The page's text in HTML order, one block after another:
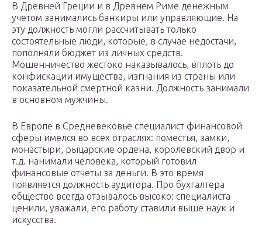
В Древней Греции и в Древнем Риме денежным
учетом занимались банкиры или управляющие. На
эту должность могли рассчитывать только
состоятельные люди, которые, в случае недостачи,
пополняли бюджет из личных средств.
Мошенничество жестоко наказывалось, вплоть до
конфискации имущества, изгнания из страны или
показательной смертной казни. Должность занимали
в основном мужчины.
В Европе в Средневековье специалист финансовой
сферы имелся во всех отраслях: поместья, замки,
монастыри, рыцарские ордена, королевский двор и
т.д. нанимали человека, который готовил
финансовые отчеты за деньги. В это время
появляется должность аудитора. Про бухгалтера
общество всегда отзывалось высоко: специалиста
ценили, уважали, его работу ставили выше наук и
искусства.